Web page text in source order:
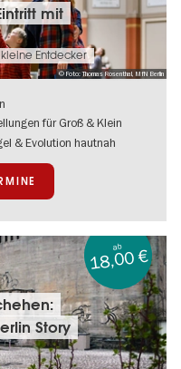
© Foto: Thomas Rosenthal, MfN Berlin
mit
Entdecker
für Groß & Klein
& Evolution hautnah
Story
ab
18,00 €